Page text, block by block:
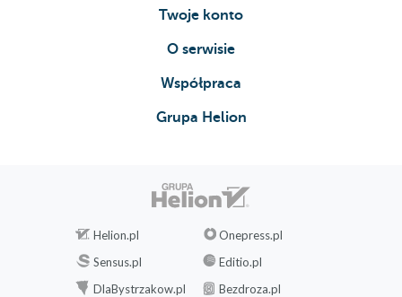
Twoje konto
O serwisie
Współpraca
Grupa Helion
Helion.pl
Onepress.pl
Sensus.pl
Editio.pl
DlaBystrzakow.pl
Bezdroza.pl